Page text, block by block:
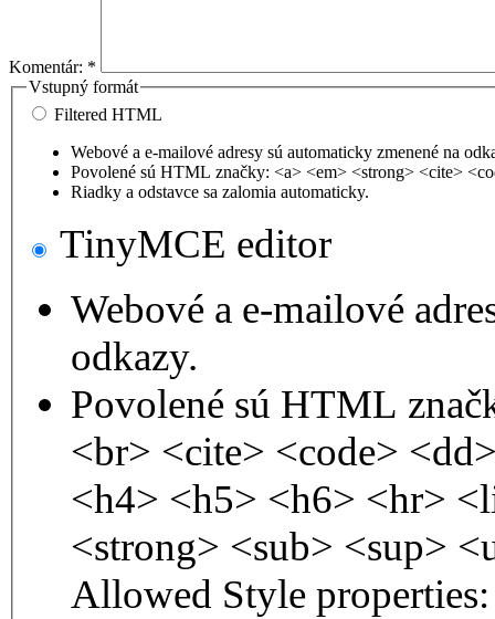
Komentár: *
Vstupný formát
Filtered HTML
Webové a e-mailové adresy sú automaticky zmenené na
Povolené sú HTML značky: <a> <em> <strong> <cite>
Riadky a odstavce sa zalomia automaticky.
TinyMCE editor
Webové a e-mailové
odkazy.
Povolené sú HTML
<br> <cite> <code>
<h4> <h5> <h6> <hr>
<strong> <sub> <sup>
Allowed Style